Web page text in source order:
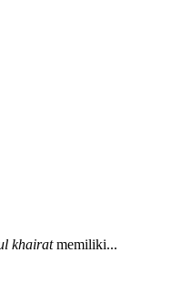
khairatmemiliki...